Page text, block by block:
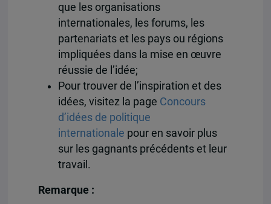
que les organisations
internationales, les forums, les
partenariats et les pays ou régions
impliquées dans la mise en œuvre
réussie de l’idée;
Pour trouver de l’inspiration et des
idées, visitez la page Concours
d’idées de politique
internationale pour en savoir plus
sur les gagnants précédents et leur
travail.
Remarque :